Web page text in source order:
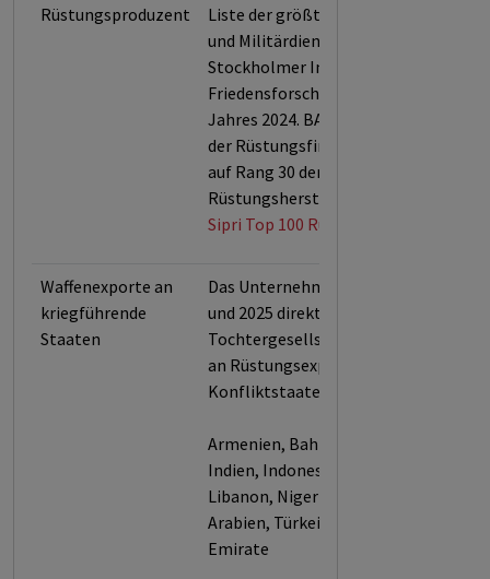
Rüstungsproduzent
Liste der größten Rüstungshersteller
und Militärdienstleister des
Stockholmer Internationalen
Friedensforschungsinstituts (Sipri)
Jahres 2024. BAE ist auch
der Rüstungsfirma MBDA, welche
auf Rang 30 der größten
Rüstungshersteller listet.
Sipri Top 100 Rüstungshersteller
Waffenexporte an
kriegführende
Staaten
Das Unternehmen war zwischen 2017
und 2025 direkt, über
Tochtergesellschaften bzw.
an Rüstungsexporten in die
Konfliktstaaten beteiligt:
Armenien, Bahrain, Brasilien,
Indien, Indonesien, Irak, Israel,
Libanon, Nigeria, Pakistan, Saudi-
Arabien, Türkei, Vereinigte Arabische
Emirate